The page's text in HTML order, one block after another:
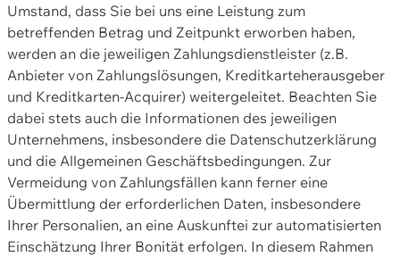
Umstand, dass Sie bei uns eine Leistung zum
betreffenden Betrag und Zeitpunkt erworben haben,
werden an die jeweiligen Zahlungsdienstleister (z.B.
Anbieter von Zahlungslösungen, Kreditkarteherausgeber
und Kreditkarten-Acquirer) weitergeleitet. Beachten Sie
dabei stets auch die Informationen des jeweiligen
Unternehmens, insbesondere die Datenschutzerklärung
und die Allgemeinen Geschäftsbedingungen. Zur
Vermeidung von Zahlungsfällen kann ferner eine
Übermittlung der erforderlichen Daten, insbesondere
Ihrer Personalien, an eine Auskunftei zur automatisierten
Einschätzung Ihrer Bonität erfolgen. In diesem Rahmen